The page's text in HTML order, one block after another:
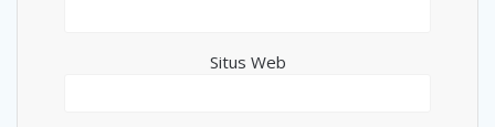
Situs Web